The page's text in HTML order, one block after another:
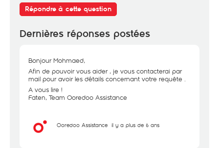
Répondre à cette question
Dernières réponses postées
Bonjour Mohmaed,
Afin de pouvoir vous aider , je vous contacterai par
mail pour avoir les détails concernant votre requête .
A vous lire !
Faten, Team Ooredoo Assistance
Ooredoo Assistance il y a plus de 6 ans